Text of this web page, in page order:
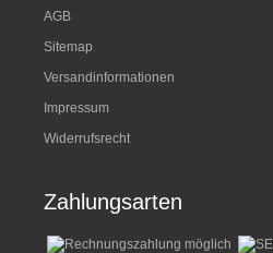
AGB
Sitemap
Versandinformationen
Impressum
Widerrufsrecht
Zahlungsarten